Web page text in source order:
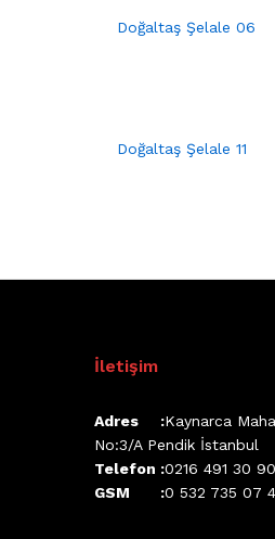
Doğaltaş Şelale 06
Doğaltaş Şelale 11
İletişim
Adres :Kaynarca
No:3/A Pendik İstanbul
Telefon :0216 491 30 90
GSM :0 532 735 07